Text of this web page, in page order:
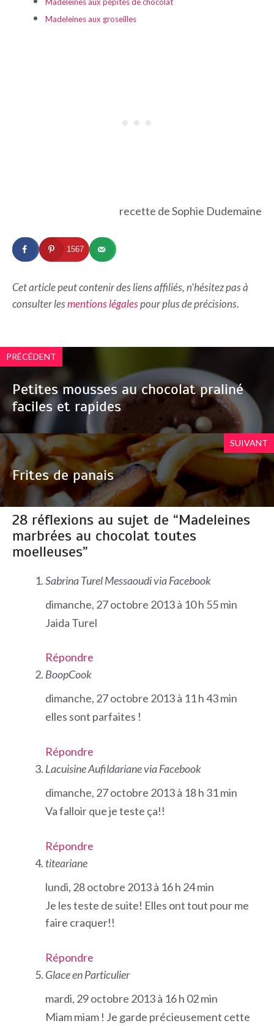
Madeleines aux groseilles
recette de Sophie Dudemaine
1567
Cet article peut contenir des liens affiliés, n'hésitez pas à
consulter lesmentions légalespour plus de précisions.
PRÉCÉDENT
Petites mousses au chocolat praliné
faciles et rapides
SUIVANT
Frites de panais
28 réflexions au sujet de “Madeleines
marbrées au chocolat toutes
moelleuses”
Sabrina Turel Messaoudi via Facebook
dimanche, 27 octobre 2013 à 10 h 55 min
Jaida Turel
Répondre
BoopCook
dimanche, 27 octobre 2013 à 11 h 43 min
elles sont parfaites !
Répondre
Lacuisine Aufildariane via Facebook
dimanche, 27 octobre 2013 à 18 h 31 min
Va falloir que je teste ça!!
Répondre
titeariane
lundi, 28 octobre 2013 à 16 h 24 min
Je les teste de suite! Elles ont tout pour me
faire craquer!!
Répondre
Glace en Particulier
mardi, 29 octobre 2013 à 16 h 02 min
Miam miam ! Je garde précieusement cette